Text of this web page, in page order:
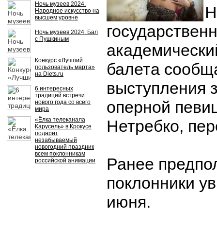
Ночь музеев 2024.
Народное искусство на
высшем уровне
Ночь музеев 2024. Бал
с Пушкиным
Конкурс «Лучший
пользователь марта»
на Diets.ru
6 интересных
традиций встречи
нового года со всего
мира
«Ёлка телеканала
Карусель» в Крокусе
подарит
незабываемый
новогодний праздник
всем поклонникам
российской анимации
балета
выступления
оперной
Нетребко,
Ранее
поклонники
июня.